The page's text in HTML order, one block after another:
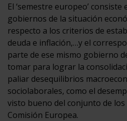
El ‘semestre europeo’
gobiernos de la situación
respecto a los criterios de
deuda e inflación,…y el
parte de ese mismo gobierno
tomar para lograr la
paliar desequilibrios
sociolaborales, como el
visto bueno del conjunto de
Comisión Europea.